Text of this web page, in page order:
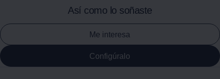
Así como lo soñaste
Me interesa
Configúralo